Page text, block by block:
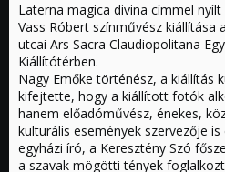
Laterna magica divina címmel
Vass Róbert színművész kiállítása
utcai Ars Sacra Claudiopolitana
Kiállítótérben.
Nagy Emőke történész, a kiállítás
kifejtette, hogy a kiállított fotók
hanem előadóművész, énekes,
kulturális események szervezője
egyházi író, a Keresztény Szó
a szavak mögötti tények